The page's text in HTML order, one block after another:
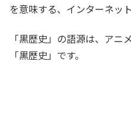
を意味する、インターネッ
「黒歴史」の語源は、ア
「黒歴史」です。